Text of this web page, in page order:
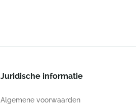
Juridische informatie
Algemene voorwaarden